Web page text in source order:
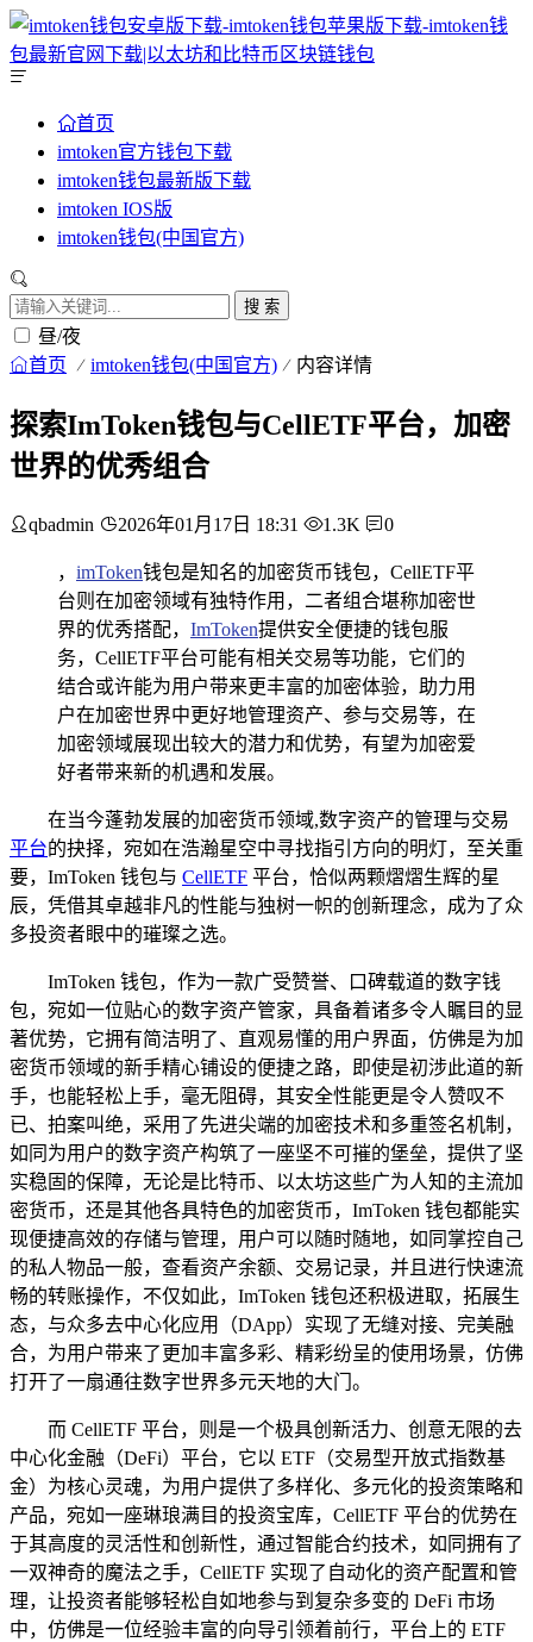
首页
imtoken官方钱包下载
imtoken钱包最新版下载
imtoken IOS版
imtoken钱包(中国官方)
搜 索
昼/夜
首页 imtoken钱包(中国官方) 内容详情
探索ImToken钱包与CellETF平台，加密
世界的优秀组合
qbadmin 2026年01月17日 18:31 1.3K 0
， imToken钱包是知名的加密货币钱包，CellETF平
台则在加密领域有独特作用，二者组合堪称加密世
界的优秀搭配， ImToken提供安全便捷的钱包服
务，CellETF平台可能有相关交易等功能，它们的
结合或许能为用户带来更丰富的加密体验，助力用
户在加密世界中更好地管理资产、参与交易等，在
加密领域展现出较大的潜力和优势，有望为加密爱
好者带来新的机遇和发展。
在当今蓬勃发展的加密货币领域,数字资产的管理与交易
平台的抉择，宛如在浩瀚星空中寻找指引方向的明灯，至关重
要，ImToken 钱包与 CellETF 平台，恰似两颗熠熠生辉的星
辰，凭借其卓越非凡的性能与独树一帜的创新理念，成为了众
多投资者眼中的璀璨之选。
ImToken 钱包，作为一款广受赞誉、口碑载道的数字钱
包，宛如一位贴心的数字资产管家，具备着诸多令人瞩目的显
著优势，它拥有简洁明了、直观易懂的用户界面，仿佛是为加
密货币领域的新手精心铺设的便捷之路，即使是初涉此道的新
手，也能轻松上手，毫无阻碍，其安全性能更是令人赞叹不
已、拍案叫绝，采用了先进尖端的加密技术和多重签名机制，
如同为用户的数字资产构筑了一座坚不可摧的堡垒，提供了坚
实稳固的保障，无论是比特币、以太坊这些广为人知的主流加
密货币，还是其他各具特色的加密货币，ImToken 钱包都能实
现便捷高效的存储与管理，用户可以随时随地，如同掌控自己
的私人物品一般，查看资产余额、交易记录，并且进行快速流
畅的转账操作，不仅如此，ImToken 钱包还积极进取，拓展生
态，与众多去中心化应用（DApp）实现了无缝对接、完美融
合，为用户带来了更加丰富多彩、精彩纷呈的使用场景，仿佛
打开了一扇通往数字世界多元天地的大门。
而 CellETF 平台，则是一个极具创新活力、创意无限的去
中心化金融（DeFi）平台，它以 ETF（交易型开放式指数基
金）为核心灵魂，为用户提供了多样化、多元化的投资策略和
产品，宛如一座琳琅满目的投资宝库，CellETF 平台的优势在
于其高度的灵活性和创新性，通过智能合约技术，如同拥有了
一双神奇的魔法之手，CellETF 实现了自动化的资产配置和管
理，让投资者能够轻松自如地参与到复杂多变的 DeFi 市场
中，仿佛是一位经验丰富的向导引领着前行，平台上的 ETF